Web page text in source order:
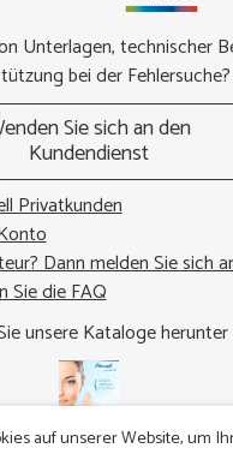
Unterlagen, technischer
bei der Fehlersuche?
Sie sich an den
Kundendienst
Privatkunden
Dann melden Sie sich
Sie die FAQ
unsere Kataloge herunter
auf unserer Website, um